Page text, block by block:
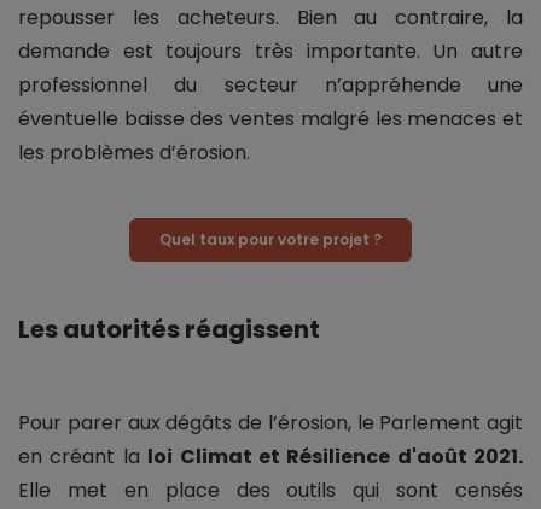
repousser les acheteurs. Bien au contraire, la
demande est toujours très importante. Un autre
professionnel du secteur n’appréhende une
éventuelle baisse des ventes malgré les menaces et
les problèmes d’érosion.
Quel taux pour votre projet ?
Les autorités réagissent
Pour parer aux dégâts de l’érosion, le Parlement agit
en créant la loi Climat et Résilience d'août 2021.
Elle met en place des outils qui sont censés